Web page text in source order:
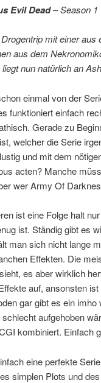
Evil Dead– Season 1
mit einer
aus dem
nun natürlich an
einmal von der
funktioniert einfach
Gerade zu
welcher die Serie
und mit dem
acten? Manche
wer Army Of
ist eine Folge halt
ist. Ständig gibt es
man sich nicht lange
Effekten. Die
es aber wirklich
auf, ansonsten
gar gibt es ein
aufgehoben
kombiniert. Einfach
eine perfekte
simplen Plots und